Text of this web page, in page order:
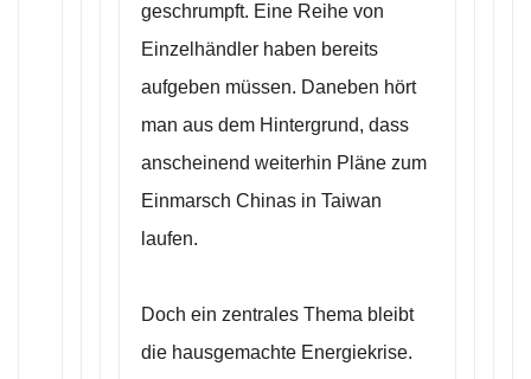
geschrumpft. Eine Reihe von
Einzelhändler haben bereits
aufgeben müssen. Daneben hört
man aus dem Hintergrund, dass
anscheinend weiterhin Pläne zum
Einmarsch Chinas in Taiwan
laufen.
Doch ein zentrales Thema bleibt
die hausgemachte Energiekrise.